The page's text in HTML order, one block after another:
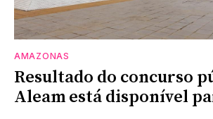
AMAZONAS
Resultado do concurso
Aleam está disponível